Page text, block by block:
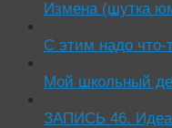
Измена (шутка
С этим надо что-
Мой школьный
ЗАПИСЬ 46.